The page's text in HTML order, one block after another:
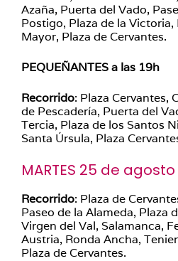
Azaña, Puerta del Vado,
Postigo, Plaza de la Victoria,
Mayor, Plaza de Cervantes.
PEQUEÑANTES a las 19h
Recorrido: Plaza Cervantes,
de Pescadería, Puerta del
Tercia, Plaza de los Santos
Santa Úrsula, Plaza
MARTES 25 de
Recorrido: Plaza de
Paseo de la Alameda, Plaza
Virgen del Val, Salamanca,
Austria, Ronda Ancha,
Plaza de Cervantes.